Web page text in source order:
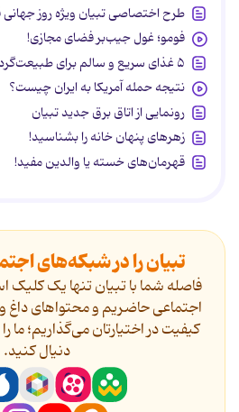
طرح اختصاصی تبیان ویژه روز
فومو؛ غول جیب‌بر فضای مجازی!
۵ غذای سریع و سالم برای طبیعت‌گردی
نتیجه حمله آمریکا به ایران چیست؟
رونمایی از اتاق برق جدید تبیان
زهرهای پنهان خانه را بشناسید!
قهرمان‌های خسته یا والدین مفید!
تبیان را در شبکه‌های
فاصله شما با تبیان تنها یک
اجتماعی حاضریم و محتواهای داغ
کیفیت در اختیارتان می‌گذاریم؛ ما
دنیال کنید.